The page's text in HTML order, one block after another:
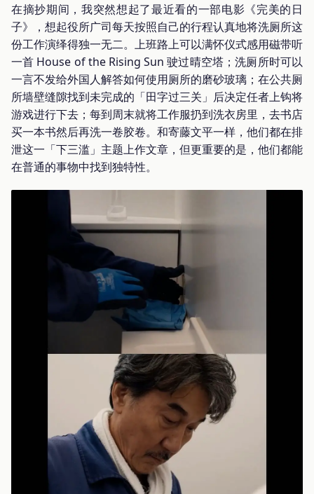
在摘抄期间，我突然想起了最近看的一部电影《完美的日
子》，想起役所广司每天按照自己的行程认真地将洗厕所这
份工作演绎得独一无二。上班路上可以满怀仪式感用磁带听
一首 House of the Rising Sun 驶过晴空塔；洗厕所时可以
一言不发给外国人解答如何使用厕所的磨砂玻璃；在公共厕
所墙壁缝隙找到未完成的「田字过三关」后决定任者上钩将
游戏进行下去；每到周末就将工作服扔到洗衣房里，去书店
买一本书然后再洗一卷胶卷。和寄藤文平一样，他们都在排
泄这一「下三滥」主题上作文章，但更重要的是，他们都能
在普通的事物中找到独特性。